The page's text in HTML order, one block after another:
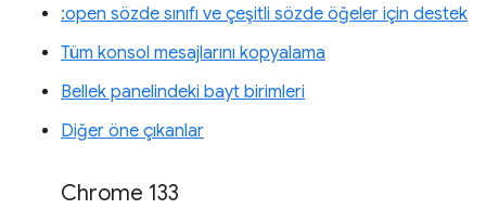
:open sözde sınıfı ve çeşitli sözde öğeler için destek
Tüm konsol mesajlarını kopyalama
Bellek panelindeki bayt birimleri
Diğer öne çıkanlar
Chrome 133